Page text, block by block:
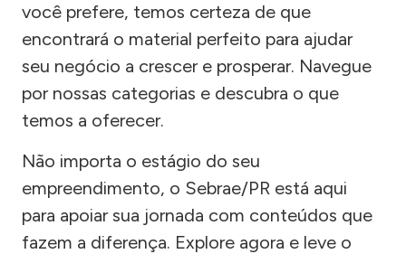
você prefere, temos certeza de que
encontrará o material perfeito para ajudar
seu negócio a crescer e prosperar. Navegue
por nossas categorias e descubra o que
temos a oferecer.
Não importa o estágio do seu
empreendimento, o Sebrae/PR está aqui
para apoiar sua jornada com conteúdos que
fazem a diferença. Explore agora e leve o